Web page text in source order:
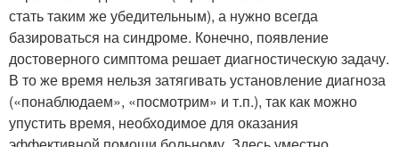
стать таким же убедительным), а нужно всегда
базироваться на синдроме. Конечно, появление
достоверного симптома решает диагностическую задачу.
В то же время нельзя затягивать установление диагноза
(«понаблюдаем», «посмотрим» и т.п.), так как можно
упустить время, необходимое для оказания